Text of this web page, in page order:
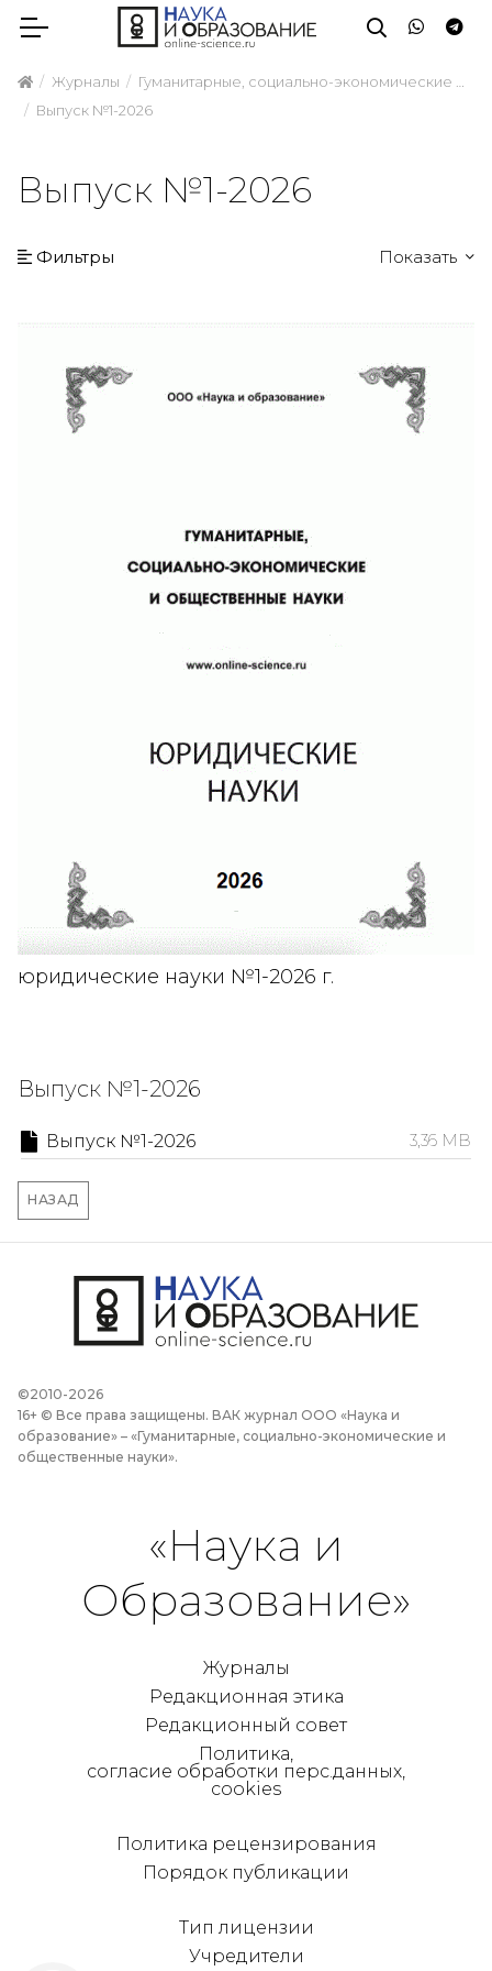
Журналы
Гуманитарные, социально-экономические и общественные науки
Выпуск №1-2026
Выпуск №1-2026
Фильтры Показать
юридические науки №1-2026 г.
Выпуск №1-2026
Выпуск №1-2026 3,36 MB
НАЗАД
©2010-2026
16+ © Все права защищены. ВАК журнал ООО «Наука и
образование» – «Гуманитарные, социально-экономические и
общественные науки».
«Наука и
Образование»
Журналы
Редакционная этика
Редакционный совет
Политика,
согласие обработки перс.данных,
cookies
Политика рецензирования
Порядок публикации
Тип лицензии
Учредители